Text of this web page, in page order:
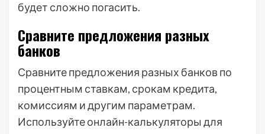
будет сложно погасить.
Сравните предложения разных
банков
Сравните предложения разных банков по
процентным ставкам, срокам кредита,
комиссиям и другим параметрам.
Используйте онлайн-калькуляторы для